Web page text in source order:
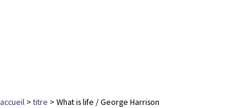
accueil >titre > What is life / George Harrison